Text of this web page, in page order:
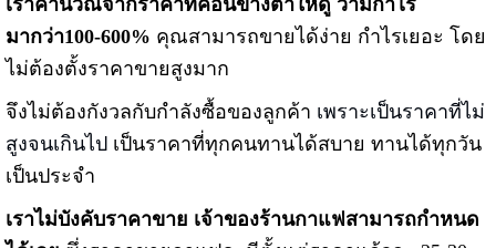
มากว่า100-600% คุณสามารถขายได้ง่าย กำไรเยอะ โดย
ไม่ต้องตั้งราคาขายสูงมาก
จึงไม่ต้องกังวลกับกำลังซื้อของลูกค้า เพราะเป็นราคาที่ไม่
สูงจนเกินไป เป็นราคาที่ทุกคนทานได้สบาย ทานได้ทุกวัน
เป็นประจำ
เราไม่บังคับราคาขาย เจ้าของร้านกาแฟสามารถกำหนด